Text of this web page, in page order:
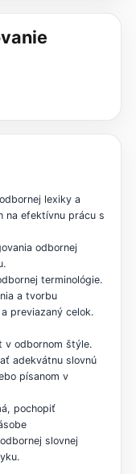
lexiky a
na efektívnu prácu s
odbornej
terminológie.
a tvorbu
previazaný celok.
v odbornom štýle.
adekvátnu slovnú
písanom v
pochopiť
slovnej